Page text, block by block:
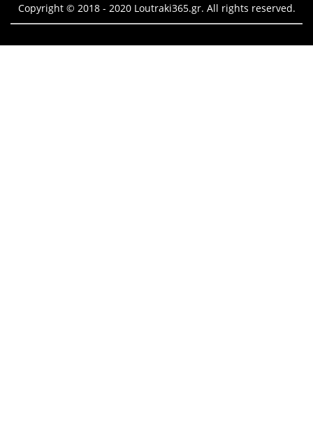
Copyright © 2018 - 2020 Loutraki365.gr. All rights reserved.